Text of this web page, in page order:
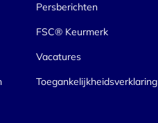
Persberichten
FSC® Keurmerk
Vacatures
Toegankelijkheidsverklaring